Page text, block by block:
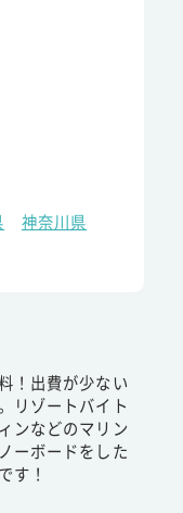
神奈川県
！出費が少ない
リゾートバイト
ンなどのマリン
ーボードをした
す！